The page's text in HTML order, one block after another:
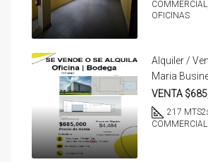
OFICINAS
Alquiler /
Maria
VENTA
217 MTS2
COMMERCIAL